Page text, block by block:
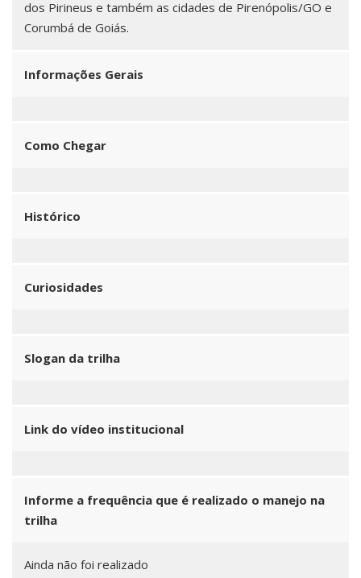
dos Pirineus e também as cidades de Pirenópolis/GO e
Corumbá de Goiás.
Informações Gerais
Como Chegar
Histórico
Curiosidades
Slogan da trilha
Link do vídeo institucional
Informe a frequência que é realizado o manejo na
trilha
Ainda não foi realizado